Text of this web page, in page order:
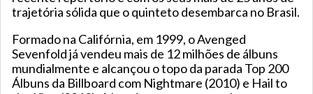
trajetória sólida que o quinteto desembarca no Brasil.
Formado na Califórnia, em 1999, o Avenged
Sevenfold já vendeu mais de 12 milhões de álbuns
mundialmente e alcançou o topo da parada Top 200
Álbuns da Billboard com Nightmare (2010) e Hail to